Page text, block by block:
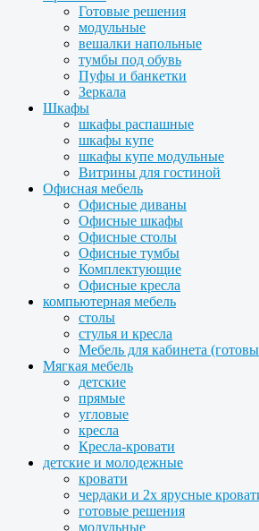
Готовые решения
модульные
вешалки напольные
тумбы под обувь
Пуфы и банкетки
Зеркала
Шкафы
шкафы распашные
шкафы купе
шкафы купе модульные
Витрины для гостиной
Офисная мебель
Офисные диваны
Офисные шкафы
Офисные столы
Офисные тумбы
Комплектующие
Офисные кресла
компьютерная мебель
столы
стулья и кресла
Мебель для кабинета
Мягкая мебель
детские
прямые
угловые
кресла
Кресла-кровати
детские и молодежные
кровати
чердаки и 2х ярусные
готовые решения
модульные